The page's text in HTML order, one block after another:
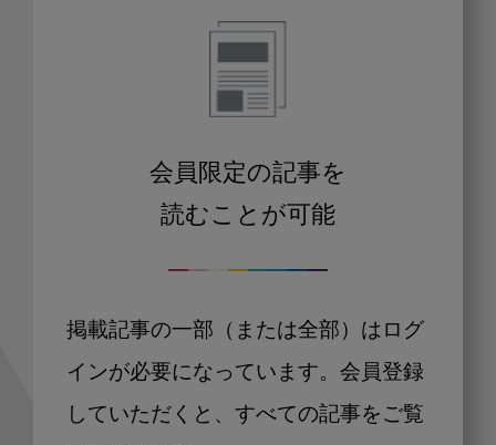
会員限定の記事を
読むことが可能
掲載記事の一部（または全部）はログ
インが必要になっています。会員登録
していただくと、すべての記事をご覧